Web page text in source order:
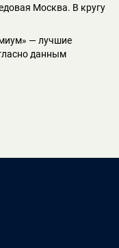
Москва. В кругу
— лучшие
данным